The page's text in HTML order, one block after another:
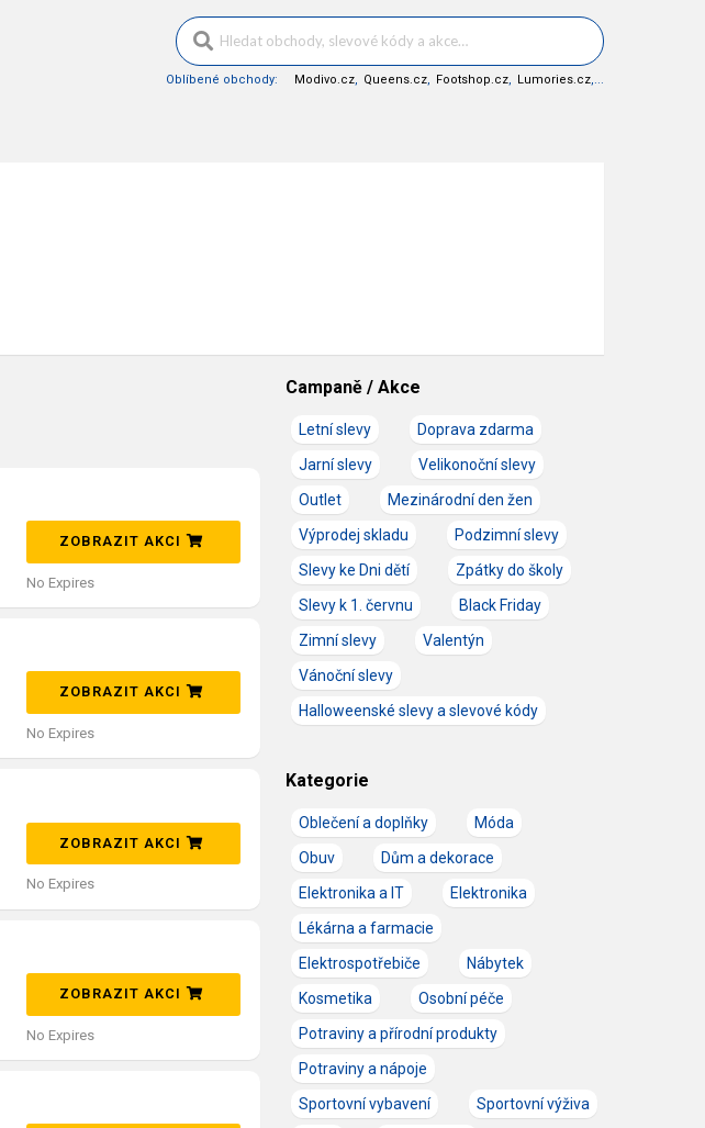
Oblíbené obchody: Modivo.cz, Queens.cz, Footshop.cz, Lumories.cz,...
ZOBRAZIT AKCI
No Expires
ZOBRAZIT AKCI
No Expires
ZOBRAZIT AKCI
No Expires
ZOBRAZIT AKCI
No Expires
Campaně / Akce
Letní slevy
Doprava zdarma
Jarní slevy
Velikonoční slevy
Outlet
Mezinárodní den žen
Výprodej skladu
Podzimní slevy
Slevy ke Dni dětí
Zpátky do školy
Slevy k 1. červnu
Black Friday
Zimní slevy
Valentýn
Vánoční slevy
Halloweenské slevy a slevové kódy
Kategorie
Oblečení a doplňky
Móda
Obuv
Dům a dekorace
Elektronika a IT
Elektronika
Lékárna a farmacie
Elektrospotřebiče
Nábytek
Kosmetika
Osobní péče
Potraviny a přírodní produkty
Potraviny a nápoje
Sportovní vybavení
Sportovní výživa